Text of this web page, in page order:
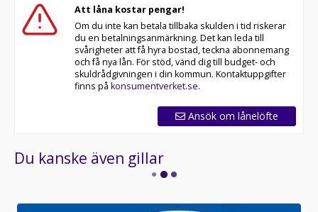
Att låna kostar pengar!
Om du inte kan betala tillbaka skulden i tid riskerar
du en betalningsanmärkning. Det kan leda till
svårigheter att få hyra bostad, teckna abonnemang
och få nya lån. För stöd, vänd dig till budget- och
skuldrådgivningen i din kommun. Kontaktuppgifter
finns på konsumentverket.se.
Ansök om lånelöfte
Du kanske även gillar